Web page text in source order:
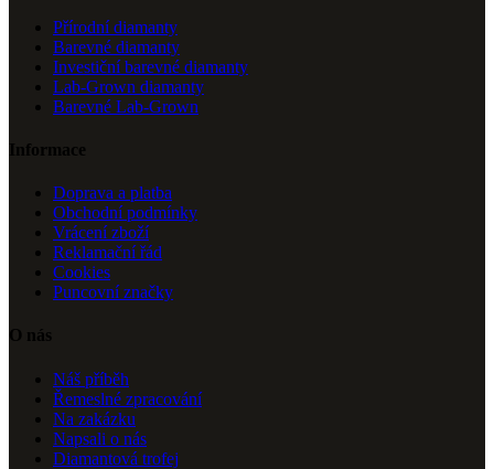
Přírodní diamanty
Barevné diamanty
Investiční barevné diamanty
Lab-Grown diamanty
Barevné Lab-Grown
Informace
Doprava a platba
Obchodní podmínky
Vrácení zboží
Reklamační řád
Cookies
Puncovní značky
O nás
Náš příběh
Řemeslné zpracování
Na zakázku
Napsali o nás
Diamantová trofej